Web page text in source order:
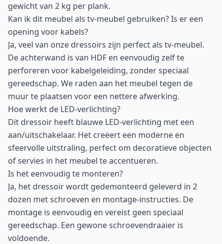
gewicht van 2 kg per plank.
Kan ik dit meubel als tv-meubel gebruiken? Is er een
opening voor kabels?
Ja, veel van onze dressoirs zijn perfect als tv-meubel.
De achterwand is van HDF en eenvoudig zelf te
perforeren voor kabelgeleiding, zonder speciaal
gereedschap. We raden aan het meubel tegen de
muur te plaatsen voor een nettere afwerking.
Hoe werkt de LED-verlichting?
Dit dressoir heeft blauwe LED-verlichting met een
aan/uitschakelaar. Het creëert een moderne en
sfeervolle uitstraling, perfect om decoratieve objecten
of servies in het meubel te accentueren.
Is het eenvoudig te monteren?
Ja, het dressoir wordt gedemonteerd geleverd in 2
dozen met schroeven en montage-instructies. De
montage is eenvoudig en vereist geen speciaal
gereedschap. Een gewone schroevendraaier is
voldoende.